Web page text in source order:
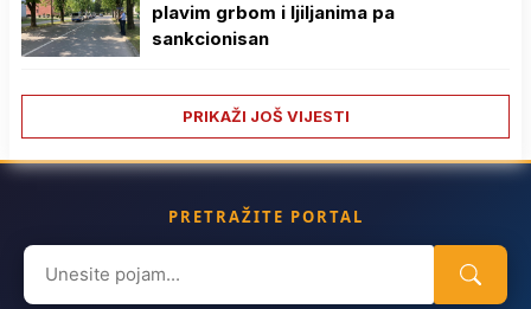
plavim grbom i ljiljanima pa
sankcionisan
PRIKAŽI JOŠ VIJESTI
PRETRAŽITE PORTAL
Search
for: